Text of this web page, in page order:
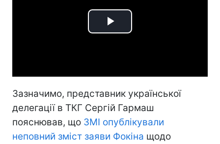
Play
Зазначимо, представник української
делегації в ТКГ Сергій Гармаш
пояснював, що ЗМІ опублікували
неповний зміст заяви Фокіна щодо